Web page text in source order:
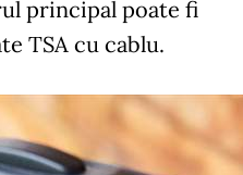
principal poate fi
TSA cu cablu.